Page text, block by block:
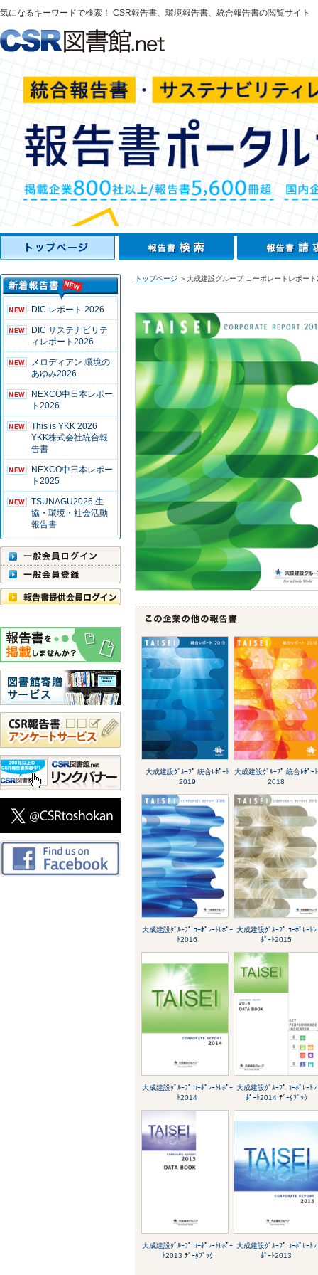
気になるキーワードで検索！ CSR報告書、環境報告書、統合報告書の閲覧サイト
DIC レポート 2026
DIC サステナビリテ
ィレポート2026
メロディアン 環境の
あゆみ2026
NEXCO中日本レポー
ト2026
This is YKK 2026
YKK株式会社統合報
告書
NEXCO中日本レポー
ト2025
TSUNAGU2026 生
協・環境・社会活動
報告書
トップページ ＞大成建設グループ コーポレートレポー
大成建設ｸﾞﾙｰﾌﾟ 統合ﾚﾎﾟｰﾄ
2019
大成建設ｸﾞﾙｰﾌﾟ 統合ﾚﾎﾟｰﾄ
2018
大成建設ｸﾞﾙｰﾌﾟ ｺｰﾎﾟﾚｰﾄﾚﾎﾟｰ
ﾄ2016
大成建設ｸﾞﾙｰﾌﾟ ｺｰﾎﾟﾚｰﾄﾚ
ﾎﾟｰﾄ2015
大成建設ｸﾞﾙｰﾌﾟ ｺｰﾎﾟﾚｰﾄﾚﾎﾟｰ
ﾄ2014
大成建設ｸﾞﾙｰﾌﾟ ｺｰﾎﾟﾚｰﾄﾚ
ﾎﾟｰﾄ2014 ﾃﾞｰﾀﾌﾞｯｸ
大成建設ｸﾞﾙｰﾌﾟ ｺｰﾎﾟﾚｰﾄﾚﾎﾟｰ
ﾄ2013 ﾃﾞｰﾀﾌﾞｯｸ
大成建設ｸﾞﾙｰﾌﾟ ｺｰﾎﾟﾚｰﾄﾚ
ﾎﾟｰﾄ2013